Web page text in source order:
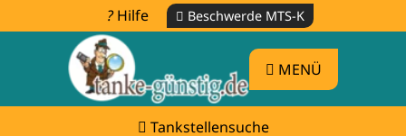
Hilfe Beschwerde MTS-K
MENÜ
Tankstellensuche